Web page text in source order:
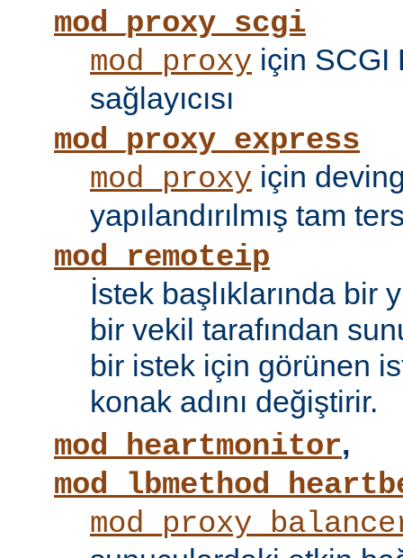
mod_proxy_scgi
mod_proxy için SCGI
sağlayıcısı
mod_proxy_express
mod_proxy için
yapılandırılmış tam
mod_remoteip
İstek başlıklarında bir
bir vekil tarafından
bir istek için görünen
konak adını değiştirir.
mod_heartmonitor,